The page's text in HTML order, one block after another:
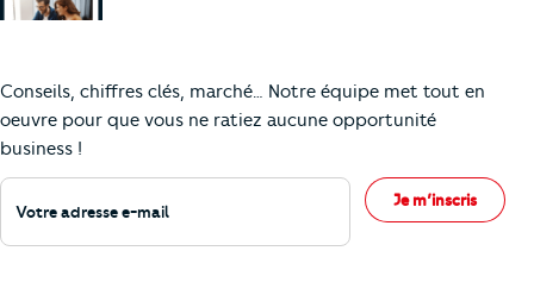
Conseils, chiffres clés, marché… Notre équipe met tout en
oeuvre pour que vous ne ratiez aucune opportunité
business !
Votre adresse e-mail
Je m’inscris